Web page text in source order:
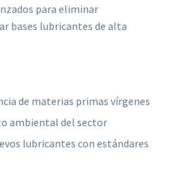
para eliminar
bases lubricantes de alta
de materias primas vírgenes
ambiental del sector
lubricantes con estándares